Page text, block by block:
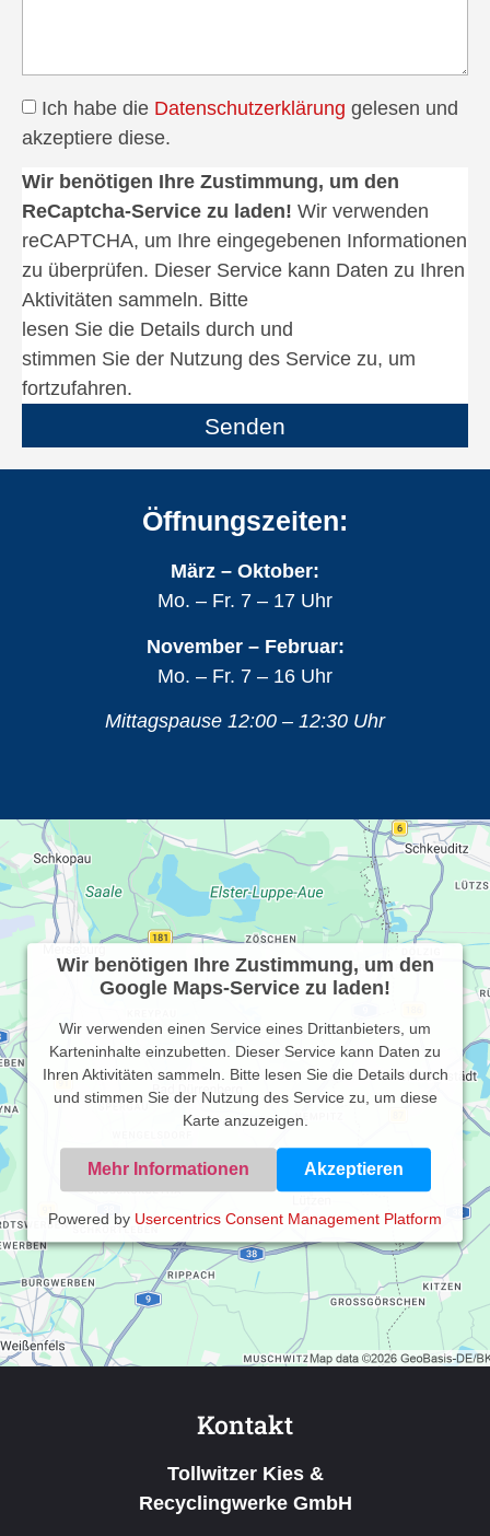
Ich habe die Datenschutzerklärung gelesen und
akzeptiere diese.
Wir benötigen Ihre Zustimmung, um den
ReCaptcha-Service zu laden! Wir verwenden
reCAPTCHA, um Ihre eingegebenen Informationen
zu überprüfen. Dieser Service kann Daten zu Ihren
Aktivitäten sammeln. Bitte
lesen Sie die Details durch und
stimmen Sie der Nutzung des Service zu, um
fortzufahren.
Senden
Öffnungszeiten:
März – Oktober:
Mo. – Fr. 7 – 17 Uhr
November – Februar:
Mo. – Fr. 7 – 16 Uhr
Mittagspause 12:00 – 12:30 Uhr
Wir benötigen Ihre Zustimmung, um den
Google Maps-Service zu laden!
Wir verwenden einen Service eines Drittanbieters, um
Karteninhalte einzubetten. Dieser Service kann Daten zu
Ihren Aktivitäten sammeln. Bitte lesen Sie die Details durch
und stimmen Sie der Nutzung des Service zu, um diese
Karte anzuzeigen.
Mehr Informationen Akzeptieren
Powered by Usercentrics Consent Management Platform
Kontakt
Tollwitzer Kies &
Recyclingwerke GmbH